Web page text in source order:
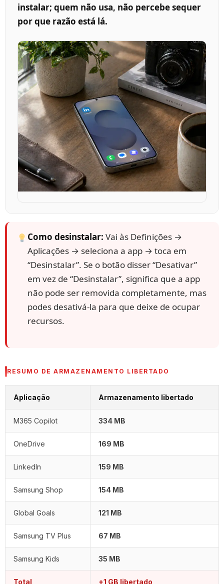
instalar; quem não usa, não percebe sequer
por que razão está lá.
Como desinstalar: Vai às Definições →
Aplicações → seleciona a app → toca em
“Desinstalar”. Se o botão disser “Desativar”
em vez de “Desinstalar”, significa que a app
não pode ser removida completamente, mas
podes desativá-la para que deixe de ocupar
recursos.
RESUMO DE ARMAZENAMENTO LIBERTADO
Aplicação Armazenamento libertado
M365 Copilot 334 MB
OneDrive 169 MB
LinkedIn 159 MB
Samsung Shop 154 MB
Global Goals 121 MB
Samsung TV Plus 67 MB
Samsung Kids 35 MB
Total +1 GB libertado